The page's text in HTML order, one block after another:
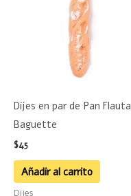
Dijes en par de Pan
Baguette
$45
Añadir al carrito
Dijes